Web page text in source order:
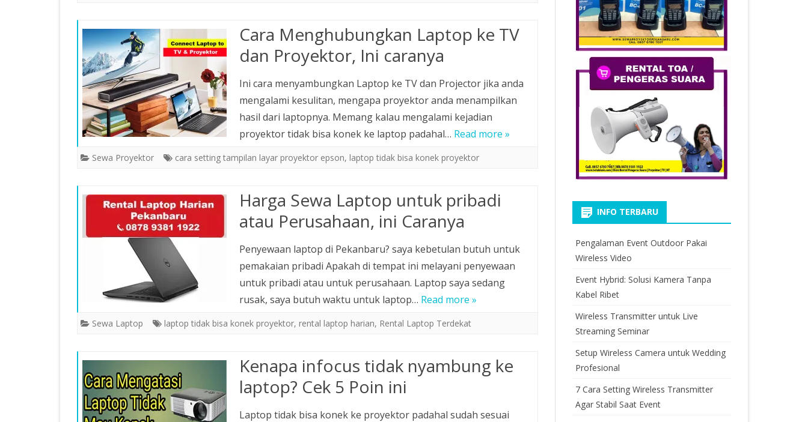
Cara Menghubungkan Laptop ke TV
dan Proyektor, Ini caranya
Ini cara menyambungkan Laptop ke TV dan Projector jika anda
mengalami kesulitan, mengapa proyektor anda menampilkan
hasil dari laptopnya. Memang kalau mengalami kejadian
proyektor tidak bisa konek ke laptop padahal… Read more »
Sewa Proyektor cara setting tampilan layar proyektor epson, laptop tidak bisa konek proyektor
Harga Sewa Laptop untuk pribadi
atau Perusahaan, ini Caranya
Penyewaan laptop di Pekanbaru? saya kebetulan butuh untuk
pemakaian pribadi Apakah di tempat ini melayani penyewaan
untuk pribadi atau untuk perusahaan. Laptop saya sedang
rusak, saya butuh waktu untuk laptop… Read more »
Sewa Laptop laptop tidak bisa konek proyektor, rental laptop harian, Rental Laptop Terdekat
Kenapa infocus tidak nyambung ke
laptop? Cek 5 Poin ini
Laptop tidak bisa konek ke proyektor padahal sudah sesuai
INFO TERBARU
Pengalaman Event Outdoor Pakai
Wireless Video
Event Hybrid: Solusi Kamera Tanpa
Kabel Ribet
Wireless Transmitter untuk Live
Streaming Seminar
Setup Wireless Camera untuk Wedding
Profesional
7 Cara Setting Wireless Transmitter
Agar Stabil Saat Event